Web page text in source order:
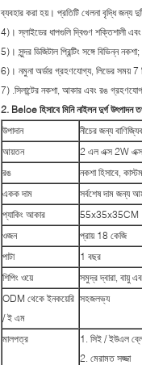
ব্যবহার করা হয়। প্রতিটি খেলনা বৃদ্ধি জন্য
4)। স্লাইডের ধাপগুলি দ্বিগুণ শক্তিশালী
5)। সুন্দর ডিজিটাল প্রিন্টিং সঙ্গে বিভিন্ন নকশা;
6)। নমুনা অর্ডার গ্রহণযোগ্য, লিডের সময় 7
7) .সিলান্টের নকশা, আকার এবং রঙ
2. Beloe হিসাবে মিনি নাইলন দুর্গ উৎপাদন
উপাদান
নীচের জন্য
আয়তন
2 এল এক্স 2W
রঙ
নকশা হিসাবে,
একক দাম
সর্বশেষ দাম জন্য
প্যাকিং আকার
55x35x35CM
ওজন
প্রায় 18 কেজি
পাটা
1 বছর
শিপিং ওয়ে
সমুদ্র দ্বারা, বায়ু
ODM থেকে ইনকয়েরি
/ ই এম
সহজলভ্য
মালপত্র
1. সিই / ইউএল
2. মেরামত সজ্জা